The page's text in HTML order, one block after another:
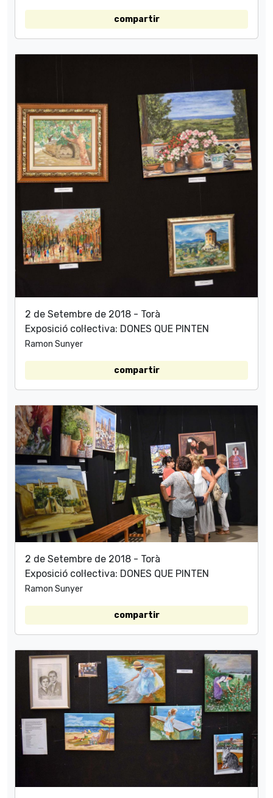
compartir
2 de Setembre de 2018 - Torà
Exposició col·lectiva: DONES QUE PINTEN
Ramon Sunyer
compartir
2 de Setembre de 2018 - Torà
Exposició col·lectiva: DONES QUE PINTEN
Ramon Sunyer
compartir